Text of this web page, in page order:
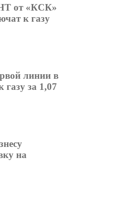
от «КСК»
к газу
линии в
за 1,07
на